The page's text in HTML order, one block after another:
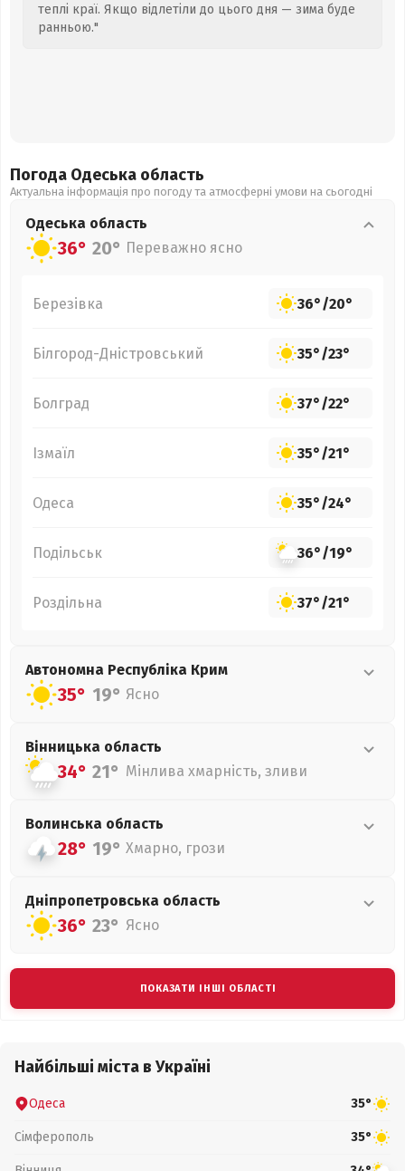
теплі краї. Якщо відлетіли до цього дня — зима буде
ранньою."
Погода Одеська область
Актуальна інформація про погоду та атмосферні умови на сьогодні
Одеська область
36° 20° Переважно ясно
Березівка 36°/20°
Білгород-Дністровський 35°/23°
Болград 37°/22°
Ізмаїл 35°/21°
Одеса 35°/24°
Подільськ 36°/19°
Роздільна 37°/21°
Автономна Республіка Крим
35° 19° Ясно
Вінницька область
34° 21° Мінлива хмарність, зливи
Волинська область
28° 19° Хмарно, грози
Дніпропетровська область
36° 23° Ясно
ПОКАЗАТИ ІНШІ ОБЛАСТІ
Найбільші міста в Україні
Одеса 35°
Сімферополь 35°